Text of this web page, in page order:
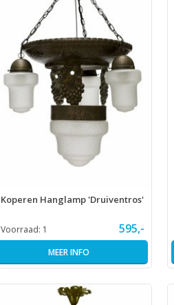
Koperen Hanglamp 'Druiventros'
Voorraad: 1 595,-
MEER INFO